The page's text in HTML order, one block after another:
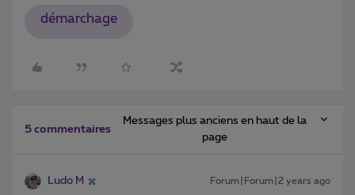
démarchage
5 commentaires
Messages plus anciens en haut de la
page
Ludo M Forum|Forum|2 years ago